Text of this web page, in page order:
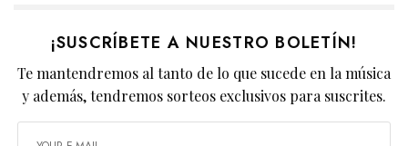
¡SUSCRÍBETE A NUESTRO BOLETÍN!
Te mantendremos al tanto de lo que sucede en la música
y además, tendremos sorteos exclusivos para suscrites.